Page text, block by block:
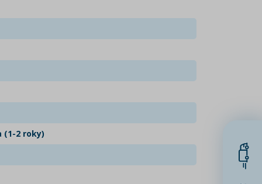
(1-2 roky)